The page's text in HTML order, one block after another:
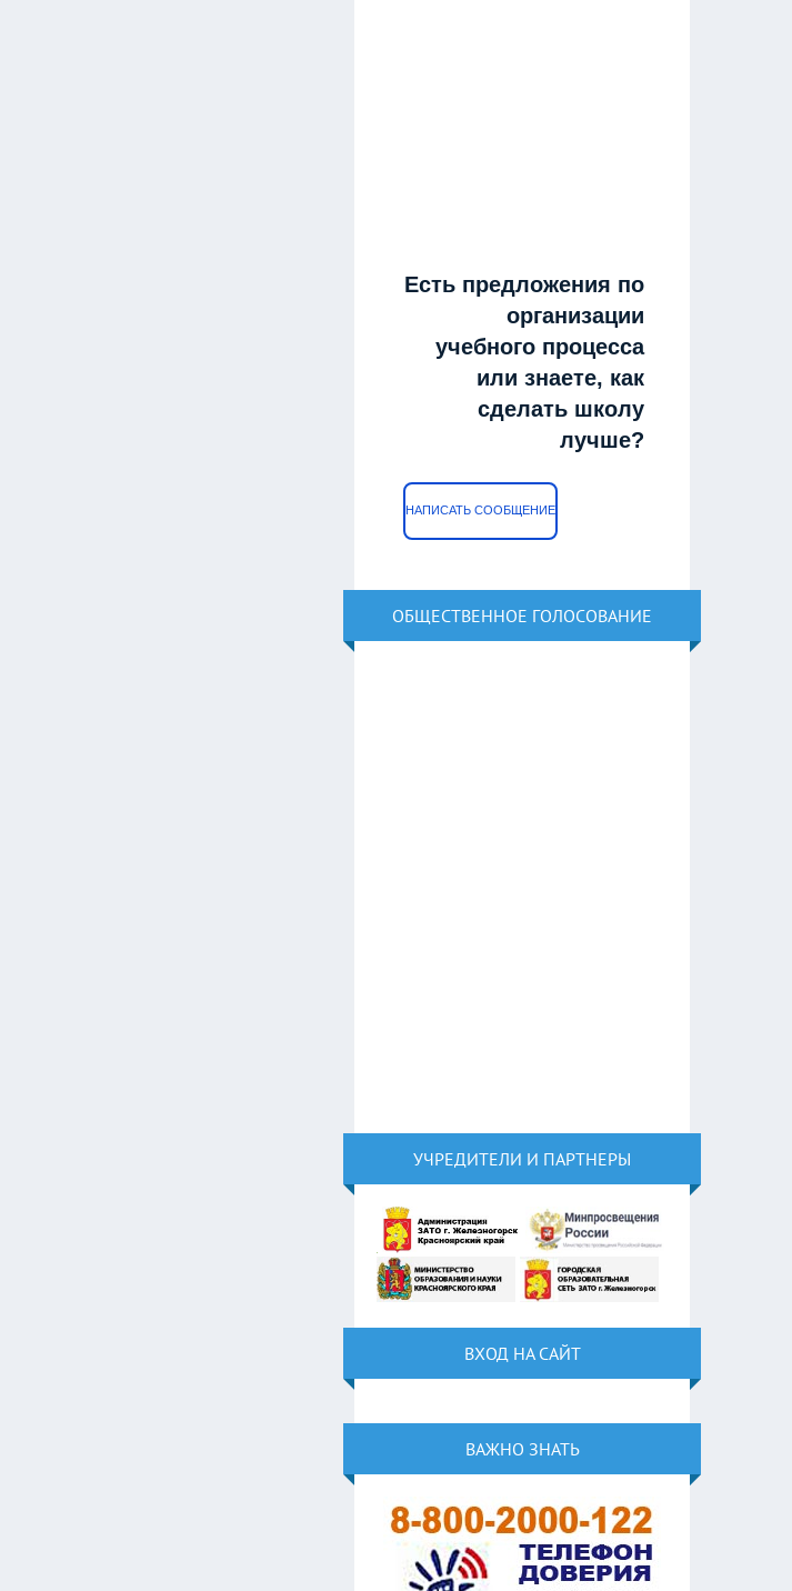
Есть предложения по
организации
учебного процесса
или знаете, как
сделать школу
лучше?
НАПИСАТЬ СООБЩЕНИЕ
ОБЩЕСТВЕННОЕ ГОЛОСОВАНИЕ
УЧРЕДИТЕЛИ И ПАРТНЕРЫ
ВХОД НА САЙТ
ВАЖНО ЗНАТЬ